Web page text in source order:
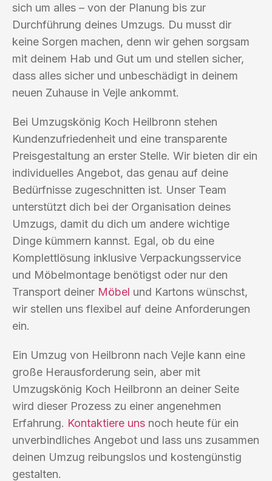
sich um alles – von der Planung bis zur
Durchführung deines Umzugs. Du musst dir
keine Sorgen machen, denn wir gehen sorgsam
mit deinem Hab und Gut um und stellen sicher,
dass alles sicher und unbeschädigt in deinem
neuen Zuhause in Vejle ankommt.
Bei Umzugskönig Koch Heilbronn stehen
Kundenzufriedenheit und eine transparente
Preisgestaltung an erster Stelle. Wir bieten dir ein
individuelles Angebot, das genau auf deine
Bedürfnisse zugeschnitten ist. Unser Team
unterstützt dich bei der Organisation deines
Umzugs, damit du dich um andere wichtige
Dinge kümmern kannst. Egal, ob du eine
Komplettlösung inklusive Verpackungsservice
und Möbelmontage benötigst oder nur den
Transport deiner Möbel und Kartons wünschst,
wir stellen uns flexibel auf deine Anforderungen
ein.
Ein Umzug von Heilbronn nach Vejle kann eine
große Herausforderung sein, aber mit
Umzugskönig Koch Heilbronn an deiner Seite
wird dieser Prozess zu einer angenehmen
Erfahrung. Kontaktiere uns noch heute für ein
unverbindliches Angebot und lass uns zusammen
deinen Umzug reibungslos und kostengünstig
gestalten.